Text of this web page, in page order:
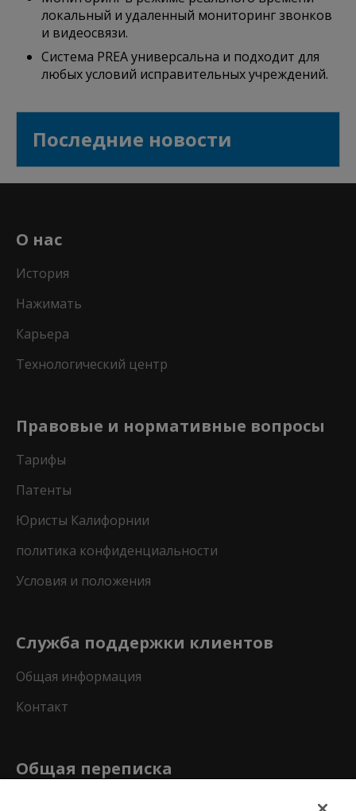
локальный и удаленный мониторинг звонков
и видеосвязи.
Система PREA универсальна и подходит для
любых условий исправительных учреждений.
Последние новости
О нас
История
Нажимать
Карьера
Технологический центр
Правовые и нормативные вопросы
Тарифы
Патенты
Юристы Калифорнии
политика конфиденциальности
Условия и положения
Служба поддержки клиентов
Общая информация
Контакт
Общая переписка